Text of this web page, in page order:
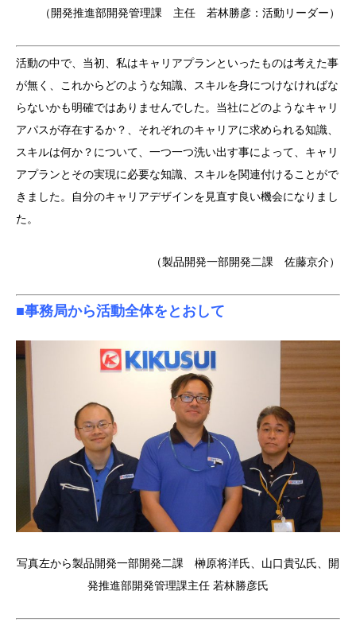
（開発推進部開発管理課 主任 若林勝彦：活動リーダー）
活動の中で、当初、私はキャリアプランといったものは考えた事
が無く、これからどのような知識、スキルを身につけなければな
らないかも明確ではありませんでした。当社にどのようなキャリ
アパスが存在するか？、それぞれのキャリアに求められる知識、
スキルは何か？について、一つ一つ洗い出す事によって、キャリ
アプランとその実現に必要な知識、スキルを関連付けることがで
きました。自分のキャリアデザインを見直す良い機会になりまし
た。
（製品開発一部開発二課 佐藤京介）
■事務局から活動全体をとおして
写真左から製品開発一部開発二課 榊原将洋氏、山口貴弘氏、開
発推進部開発管理課主任 若林勝彦氏